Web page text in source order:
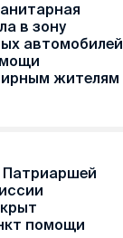
в зону
автомобилей
жителям
Патриаршей
помощи